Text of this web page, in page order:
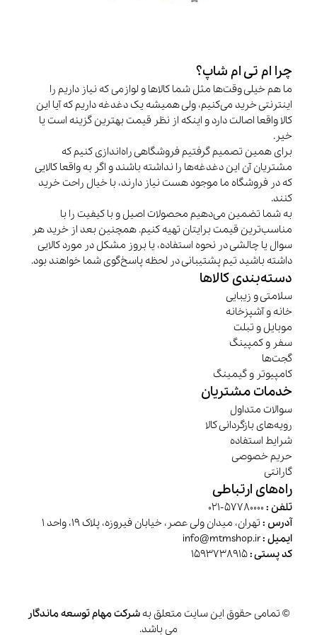
چرا ام تی ام شاپ؟
ما هم خیلی وقت‌ها مثل شما کالاها و لوازمی که نیاز داریم را
اینترنتی خرید می‌کنیم، ولی همیشه یک دغدغه داریم که آیا این
کالا واقعا اصالت دارد و اینکه از نظر قیمت بهترین گزینه است یا
خیر.
برای همین تصمیم گرفتیم فروشگاهی راه‌اندازی کنیم که
مشتریان آن این دغدغه‌ها را نداشته باشند و اگر به واقعا کالایی
که در فروشگاه ما موجود هست نیاز دارند، با خیال راحت خرید
کنند.
به شما تضمین می‌دهیم محصولات اصیل و با کیفیت را با
مناسب‌ترین قیمت برایتان تهیه کنیم. همچنین بعد از خرید هر
سوال یا چالشی در نحوه استفاده، یا بروز مشکل در مورد کالایی
داشته باشید تیم پشتیبانی در لحظه پاسخ‌گوی شما خواهند بود.
دسته‌بندی کالاها
سلامتی و زیبایی
خانه و آشپزخانه
موبایل و تبلت
سفر و کمپینگ
گجت‌ها
کامپیوتر و گیمینگ
خدمات مشتریان
سوالات متداول
رویه‌های بازگردانی کالا
شرایط استفاده
حریم خصوصی
گارانتی
راه‌های ارتباطی
تلفن :
آدرس :تهران، میدان ولی عصر، خیابان فیروزه، پلاک 19، واحد 1
ایمیل :
کد پستی :
© تمامی حقوق این سایت متعلق به شرکت مهام توسعه ماندگار
می باشد.